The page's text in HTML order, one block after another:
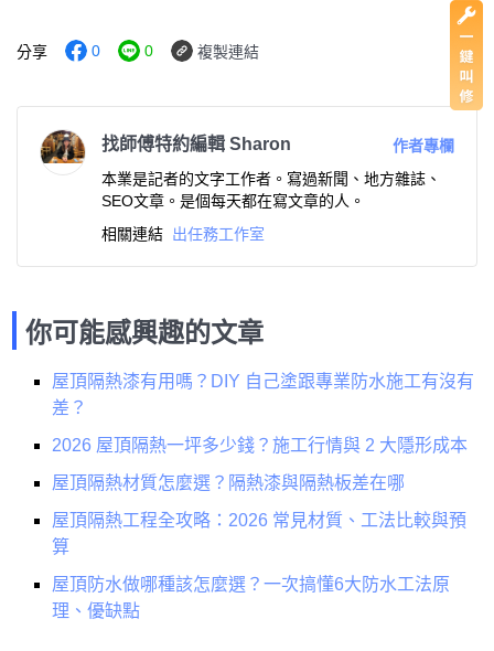
分享 0 0 複製連結
找師傅特約編輯 Sharon
作者專欄
本業是記者的文字工作者。寫過新聞、地方雜誌、
SEO文章。是個每天都在寫文章的人。
相關連結 出任務工作室
你可能感興趣的文章
屋頂隔熱漆有用嗎？DIY 自己塗跟專業防水施工有沒有
差？
2026 屋頂隔熱一坪多少錢？施工行情與 2 大隱形成本
屋頂隔熱材質怎麼選？隔熱漆與隔熱板差在哪
屋頂隔熱工程全攻略：2026 常見材質、工法比較與預
算
屋頂防水做哪種該怎麼選？一次搞懂6大防水工法原
理、優缺點